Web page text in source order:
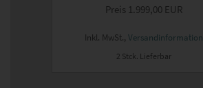
Preis 1.999,00 EUR
Inkl. MwSt., Versandinformation
2 Stck. Lieferbar